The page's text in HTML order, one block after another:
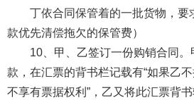
丁依合同保管着的一批货物，要
款优先清偿拖欠的保管费）
10、甲、乙签订一份购销合同
款，在汇票的背书栏记载有“如果乙
不享有票据权利”，乙又将此汇票背书